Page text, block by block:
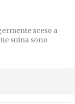
sceso a
suina sono